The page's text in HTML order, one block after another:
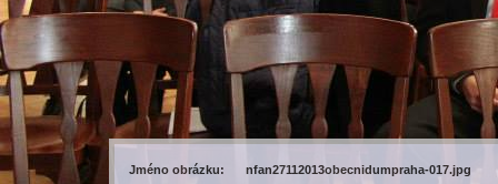
Jméno obrázku:
nfan27112013obecnidumpraha-017.jpg